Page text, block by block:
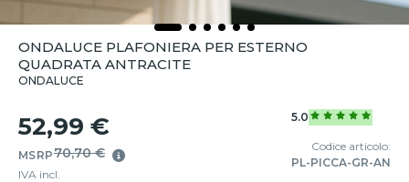
ONDALUCE PLAFONIERA PER ESTERNO
QUADRATA ANTRACITE
ONDALUCE
52,99 €
MSRP70,70 €
IVA incl.
5.0
Codice articolo:
PL-PICCA-GR-AN